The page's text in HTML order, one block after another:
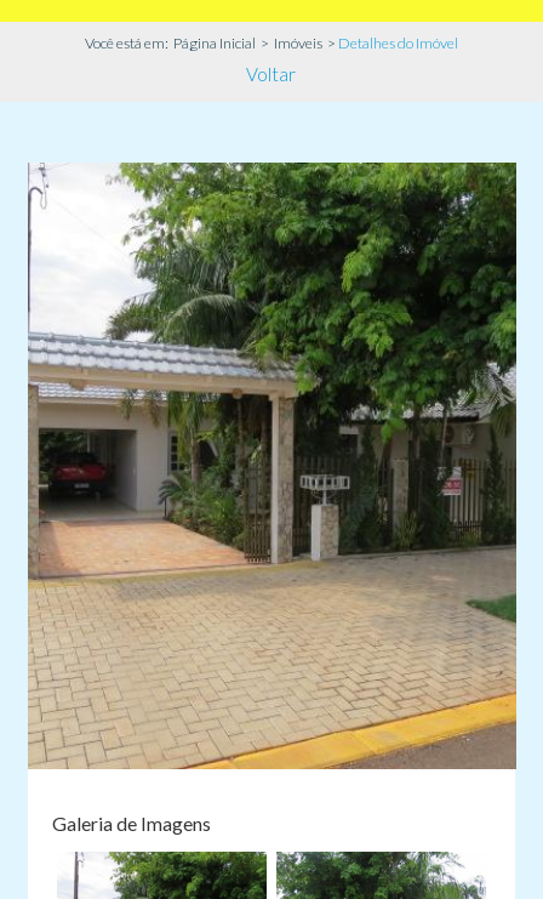
Você está em: Página Inicial > Imóveis > Detalhes do Imóvel
Voltar
Galeria de Imagens